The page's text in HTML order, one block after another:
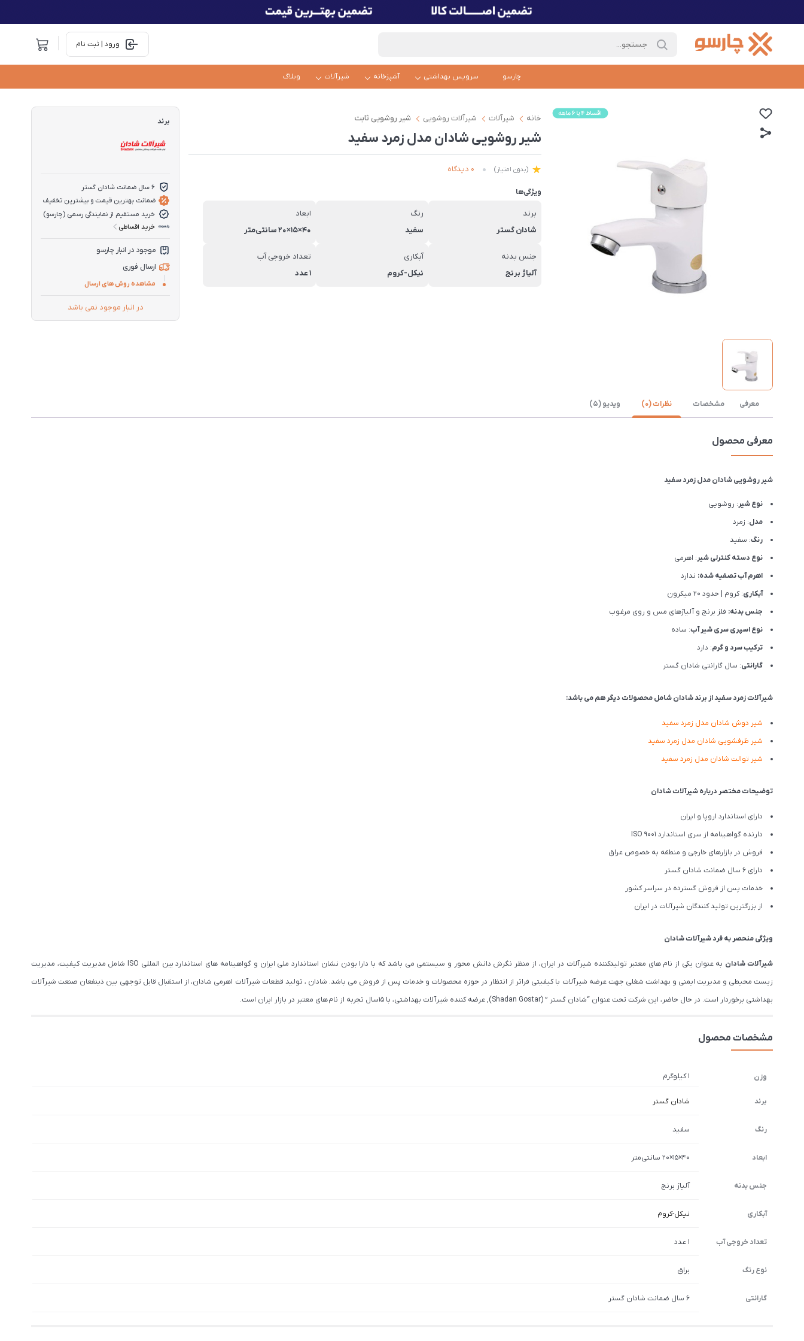
ورود | ثبت نام
چارسو سرویس بهداشتی آشپزخانه شیرآلات وبلاگ
خانه شیرآلات شیرآلات روشویی شیر روشویی ثابت
شیر روشویی شادان مدل زمرد سفید
(بدون امتیاز) 0 دیدگاه
ویژگی‌ها
برند
شادان گستر
رنگ
سفید
ابعاد
40×15×20 سانتی‌متر
جنس بدنه
آلیاژ برنج
آبکاری
نیکل-کروم
تعداد خروجی آب
1 عدد
برند
6 سال ضمانت شادان گستر
ضمانت بهترین قیمت و بیشترین تخفیف
خرید مستقیم از نمایندگی رسمی (چارسو)
خرید اقساطی
موجود در انبار چارسو
ارسال فوری
مشاهده روش های ارسال
در انبار موجود نمی باشد
معرفی مشخصات نظرات (0) ویدیو (5)
معرفی محصول
شیر روشویی شادان مدل زمرد سفید
نوع شیر: روشویی
مدل: زمرد
رنگ: سفید
نوع دسته کنترلی شیر: اهرمی
اهرم آب تصفیه شده: ندارد
آبکاری: کروم | حدود 20 میکرون
جنس بدنه: فلز برنج و آلیاژهای مس و روی مرغوب
نوع اسپری سری شیر آب: ساده
ترکیب سرد و گرم: دارد
گارانتی: سال گارانتی شادان گستر
شیرآلات زمرد سفید از برند شادان شامل محصولات دیگر هم می باشد:
شیر دوش شادان مدل زمرد سفید
شیر ظرفشویی شادان مدل زمرد سفید
شیر توالت شادان مدل زمرد سفید
توضیحات مختصر درباره شیرآلات شادان
دارای استاندارد اروپا و ایران
دارنده گواهینامه از سری استاندارد ISO 9001
فروش در بازارهای خارجی و منطقه به خصوص عراق
دارای 6 سال ضمانت شادان گستر
خدمات پس از فروش گسترده در سراسر کشور
از بزرگترین تولید کنندگان شیرآلات در ایران
ویژگی منحصر به فرد شیرآلات شادان
شیرآلات شادان
به عنوان یکی از نام های معتبر تولیدکننده شیرآلات در ایران، از منظر نگرش دانش محور و سیستمی می باشد که با دارا بودن نشان استاندارد ملی ایران و گواهینامه های استاندارد بین المللی ISO شامل مدیریت کیفیت، مدیریت
زیست محیطی و مدیریت ایمنی و بهداشت شغلی جهت عرضه شیرآلات با کیفیتی فراتر از انتظار در حوزه محصولات و خدمات پس از فروش می باشد. شادان ، تولید قطعات شیرآلات اهرمی شادان، از استقبال قابل توجهی بین ذینفعان صنعت شیرآلات
بهداشتی برخوردار است. در حال حاضر، این شرکت تحت عنوان “شادان گستر ” (Shadan Gostar), عرضه کننده شیرآلات بهداشتی، با ۱۵سال تجربه از نام های معتبر در بازار ایران است.
مشخصات محصول
وزن 1 کیلوگرم
برند شادان گستر
رنگ سفید
ابعاد 40×15×20 سانتی‌متر
جنس بدنه آلیاژ برنج
آبکاری نیکل-کروم
تعداد خروجی آب 1 عدد
نوع رنگ براق
گارانتی 6 سال ضمانت شادان گستر